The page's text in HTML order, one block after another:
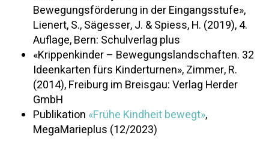
Bewegungsförderung in der Eingangsstufe»,
Lienert, S., Sägesser, J. & Spiess, H. (2019), 4.
Auflage, Bern: Schulverlag plus
«Krippenkinder – Bewegungslandschaften. 32
Ideenkarten fürs Kinderturnen», Zimmer, R.
(2014), Freiburg im Breisgau: Verlag Herder
GmbH
Publikation «Frühe Kindheit bewegt»,
MegaMarieplus (12/2023)